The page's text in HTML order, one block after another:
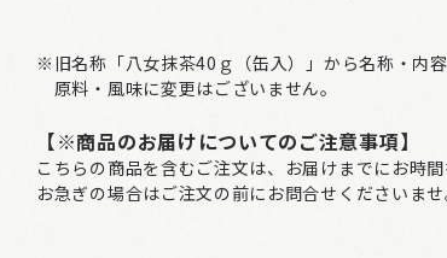
※旧名称「八女抹茶40ｇ（缶入）」から名称・内
原料・風味に変更はございません。
【※商品のお届けについてのご注意事項】
こちらの商品を含むご注文は、お届けまでにお時
お急ぎの場合はご注文の前にお問合せくださいませ